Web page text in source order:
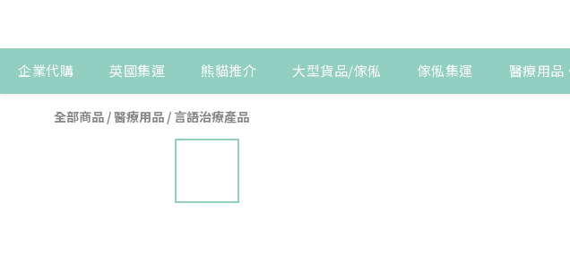
企業代購 英國集運 熊貓推介 大型貨品/傢俬 傢俬集運 醫療用品
全部商品 /醫療用品 / 言語治療產品